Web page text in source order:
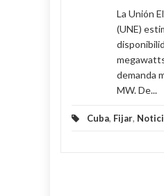
La Unión
(UNE)
demanda
MW. De...
Cuba, Fijar,